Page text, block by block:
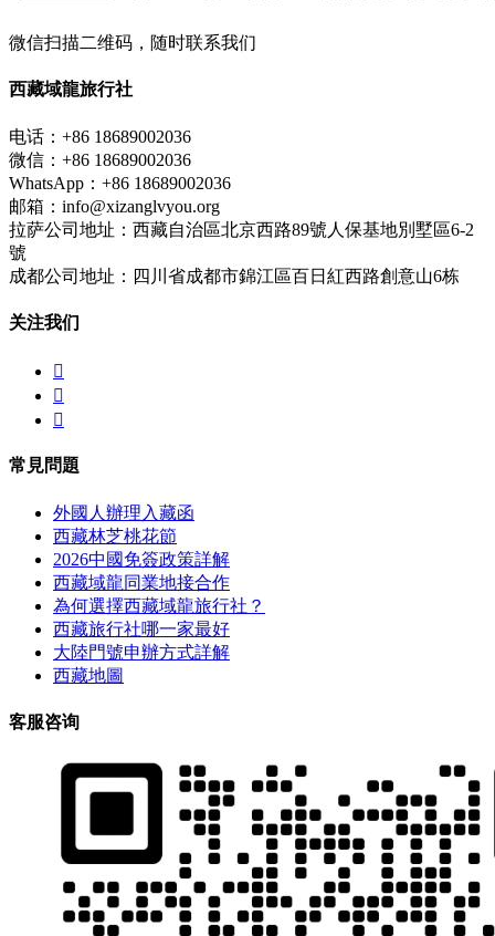
微信扫描二维码，随时联系我们
西藏域龍旅行社
电话：+86 18689002036
微信：+86 18689002036
WhatsApp：+86 18689002036
邮箱：info@xizanglvyou.org
拉萨公司地址：西藏自治區北京西路89號人保基地別墅區6-2
號
成都公司地址：四川省成都市錦江區百日紅西路創意山6栋
关注我们



常見問題
外國人辦理入藏函
西藏林芝桃花節
2026中國免簽政策詳解
西藏域龍同業地接合作
為何選擇西藏域龍旅行社？
西藏旅行社哪一家最好
大陸門號申辦方式詳解
西藏地圖
客服咨询